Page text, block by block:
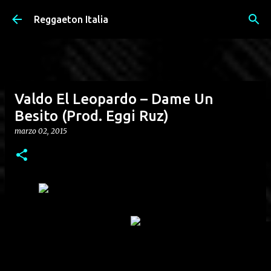
Passa ai contenuti principali
Reggaeton Italia
Valdo El Leopardo – Dame Un
Besito (Prod. Eggi Ruz)
marzo 02, 2015